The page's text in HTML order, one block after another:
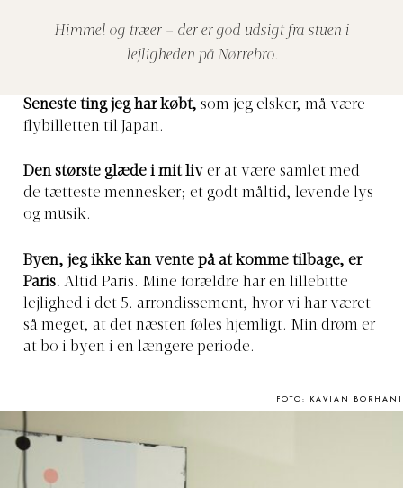
Himmel og træer – der er god udsigt fra stuen i
lejligheden på Nørrebro.
Seneste ting jeg har købt, som jeg elsker, må være
flybilletten til Japan.
Den største glæde i mit liver at være samlet med
de tætteste mennesker; et godt måltid, levende lys
og musik.
Byen, jeg ikke kan vente på at komme tilbage, er
Paris. Altid Paris. Mine forældre har en lillebitte
lejlighed i det 5. arrondissement, hvor vi har været
så meget, at det næsten føles hjemligt. Min drøm er
at bo i byen i en længere periode.
FOTO: KAVIAN BORHANI